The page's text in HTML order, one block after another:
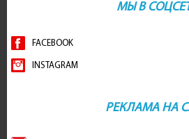
МЫ В
FACEBOOK
INSTAGRAM
РЕКЛАМА НА